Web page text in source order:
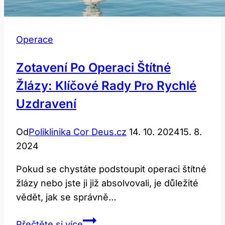
Operace
Zotavení Po Operaci Štítné
Žlázy: Klíčové Rady Pro Rychlé
Uzdravení
OdPoliklinika Cor Deus.cz 14. 10. 202415. 8.
2024
Pokud se chystáte podstoupit operaci štítné
žlázy nebo jste ji již absolvovali, je důležité
vědět, jak se správně…
Zotavení